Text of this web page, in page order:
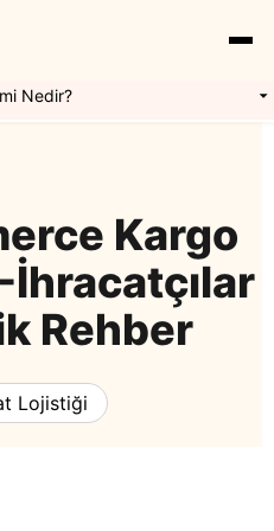
Kargo
Rehber
Lojistiği
Nedir?